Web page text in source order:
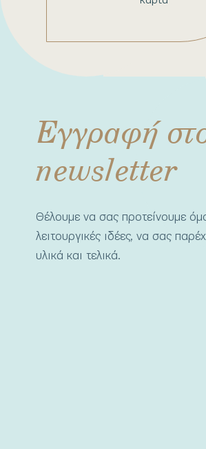
Εγγραφή
newsletter
Θέλουμε να σας προτείνουμε
λειτουργικές ιδέες, να σας
υλικά και τελικά.